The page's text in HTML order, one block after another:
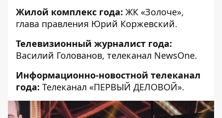
Жилой комплекс года: ЖК «Золоче»,
глава правления Юрий Коржевский.
Телевизионный журналист года:
Василий Голованов, телеканал NewsОne.
Информационно-новостной телеканал
года: Телеканал «ПЕРВЫЙ ДЕЛОВОЙ».